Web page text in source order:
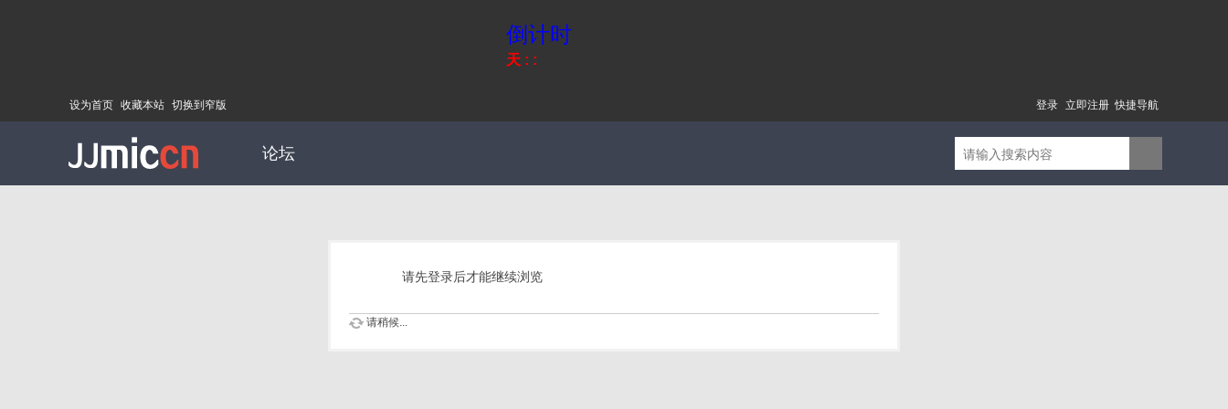
倒计时
天 : :
设为首页 收藏本站 切换到窄版 快捷导航
登录 立即注册
论坛
请先登录后才能继续浏览
请稍候...